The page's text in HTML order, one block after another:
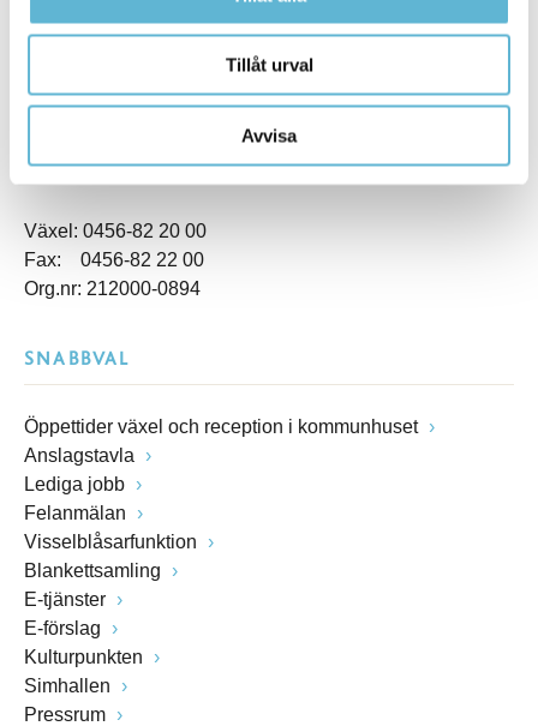
Tillåt urval
Avvisa
Postadress
Box 18, 295 21 Bromölla
E-post
kommunstyrelsen@bromolla.se
www.bromolla.se
Växel: 0456-82 20 00
Fax: 0456-82 22 00
Org.nr: 212000-0894
SNABBVAL
Öppettider växel och reception i kommunhuset
Anslagstavla
Lediga jobb
Felanmälan
Visselblåsarfunktion
Blankettsamling
E-tjänster
E-förslag
Kulturpunkten
Simhallen
Pressrum